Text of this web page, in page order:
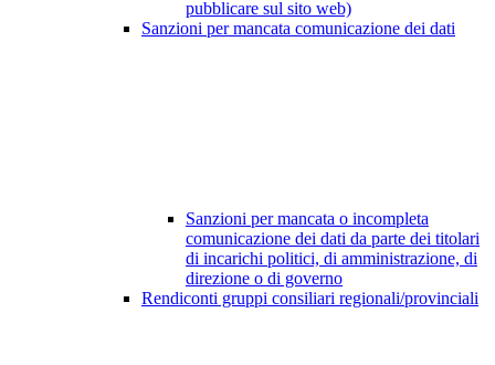
pubblicare sul sito web)
Sanzioni per mancata comunicazione dei dati
Sanzioni per mancata o incompleta
comunicazione dei dati da parte dei titolari
di incarichi politici, di amministrazione, di
direzione o di governo
Rendiconti gruppi consiliari regionali/provinciali